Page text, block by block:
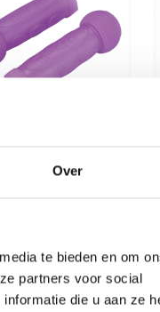
Over
te bieden en om
partners voor social
die u aan ze
Deliverytime